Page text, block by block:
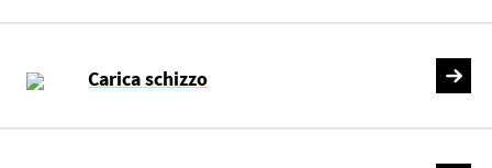
Carica schizzo